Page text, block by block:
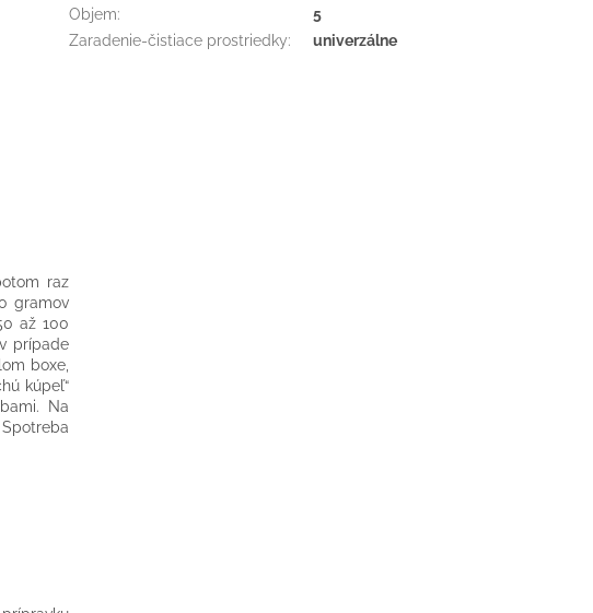
raz
gramov
až 100
prípade
boxe,
kúpeľ“
Na
Objem:
5
Zaradenie-čistiace prostriedky: univerzálne